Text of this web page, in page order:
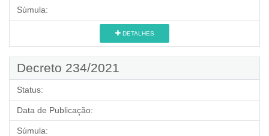
Súmula:
DETALHES
Decreto 234/2021
Status:
Data de Publicação:
Súmula: